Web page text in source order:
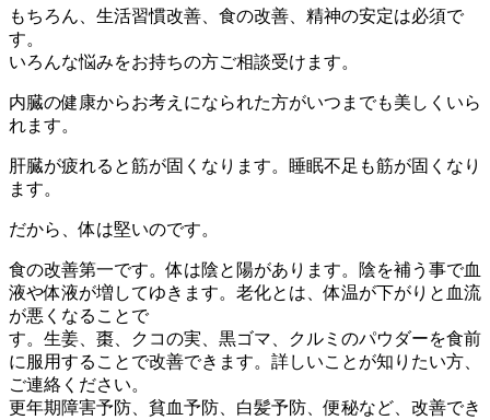
もちろん、生活習慣改善、食の改善、精神の安定は必須で
す。
いろんな悩みをお持ちの方ご相談受けます。
内臓の健康からお考えになられた方がいつまでも美しくいら
れます。
肝臓が疲れると筋が固くなります。睡眠不足も筋が固くなり
ます。
だから、体は堅いのです。
食の改善第一です。体は陰と陽があります。陰を補う事で血
液や体液が増してゆきます。老化とは、体温が下がりと血流
が悪くなることで
す。生姜、棗、クコの実、黒ゴマ、クルミのパウダーを食前
に服用することで改善できます。詳しいことが知りたい方、
ご連絡ください。
更年期障害予防、貧血予防、白髪予防、便秘など、改善でき